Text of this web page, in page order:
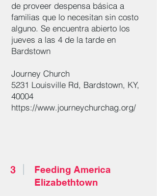
de proveer despensa básica a
familias que lo necesitan sin costo
alguno. Se encuentra abierto los
jueves a las 4 de la tarde en
Bardstown
Journey Church
5231 Louisville Rd, Bardstown, KY,
40004
https://www.journeychurchag.org/
3
Feeding America
Elizabethtown